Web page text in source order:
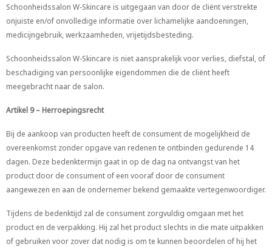
Schoonheidssalon W-Skincare is uitgegaan van door de cliënt verstrekte
onjuiste en/of onvolledige informatie over lichamelijke aandoeningen,
medicijngebruik, werkzaamheden, vrijetijdsbesteding.
Schoonheidssalon W-Skincare is niet aansprakelijk voor verlies, diefstal, of
beschadiging van persoonlijke eigendommen die de cliënt heeft
meegebracht naar de salon.
Artikel 9 – Herroepingsrecht
Bij de aankoop van producten heeft de consument de mogelijkheid de
overeenkomst zonder opgave van redenen te ontbinden gedurende 14
dagen. Deze bedenktermijn gaat in op de dag na ontvangst van het
product door de consument of een vooraf door de consument
aangewezen en aan de ondernemer bekend gemaakte vertegenwoordiger.
Tijdens de bedenktijd zal de consument zorgvuldig omgaan met het
product en de verpakking. Hij zal het product slechts in die mate uitpakken
of gebruiken voor zover dat nodig is om te kunnen beoordelen of hij het